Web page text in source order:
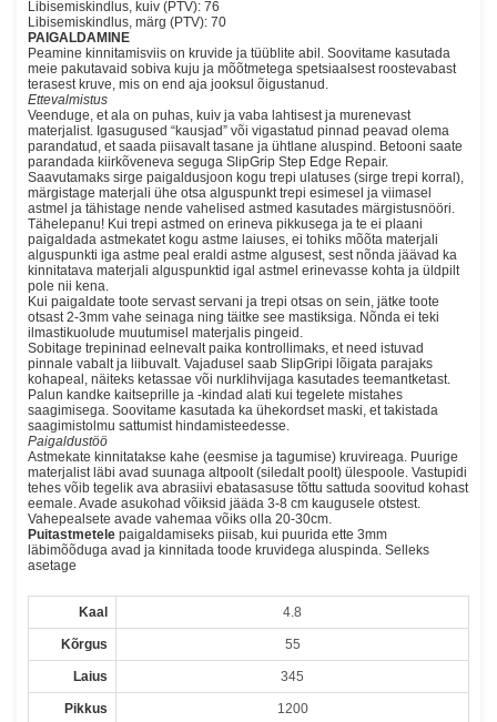
Libisemiskindlus, kuiv (PTV): 76
Libisemiskindlus, märg (PTV): 70
PAIGALDAMINE
Peamine kinnitamisviis on kruvide ja tüüblite abil. Soovitame kasutada
meie pakutavaid sobiva kuju ja mõõtmetega spetsiaalsest roostevabast
terasest kruve, mis on end aja jooksul õigustanud.
Ettevalmistus
Veenduge, et ala on puhas, kuiv ja vaba lahtisest ja murenevast
materjalist. Igasugused “kausjad” või vigastatud pinnad peavad olema
parandatud, et saada piisavalt tasane ja ühtlane aluspind. Betooni saate
parandada kiirkõveneva seguga SlipGrip Step Edge Repair.
Saavutamaks sirge paigaldusjoon kogu trepi ulatuses (sirge trepi korral),
märgistage materjali ühe otsa alguspunkt trepi esimesel ja viimasel
astmel ja tähistage nende vahelised astmed kasutades märgistusnööri.
Tähelepanu! Kui trepi astmed on erineva pikkusega ja te ei plaani
paigaldada astmekatet kogu astme laiuses, ei tohiks mõõta materjali
alguspunkti iga astme peal eraldi astme algusest, sest nõnda jäävad ka
kinnitatava materjali alguspunktid igal astmel erinevasse kohta ja üldpilt
pole nii kena.
Kui paigaldate toote servast servani ja trepi otsas on sein, jätke toote
otsast 2-3mm vahe seinaga ning täitke see mastiksiga. Nõnda ei teki
ilmastikuolude muutumisel materjalis pingeid.
Sobitage trepininad eelnevalt paika kontrollimaks, et need istuvad
pinnale vabalt ja liibuvalt. Vajadusel saab SlipGripi lõigata parajaks
kohapeal, näiteks ketassae või nurklihvijaga kasutades teemantketast.
Palun kandke kaitseprille ja -kindad alati kui tegelete mistahes
saagimisega. Soovitame kasutada ka ühekordset maski, et takistada
saagimistolmu sattumist hindamisteedesse.
Paigaldustöö
Astmekate kinnitatakse kahe (eesmise ja tagumise) kruvireaga. Puurige
materjalist läbi avad suunaga altpoolt (siledalt poolt) ülespoole. Vastupidi
tehes võib tegelik ava abrasiivi ebatasasuse tõttu sattuda soovitud kohast
eemale. Avade asukohad võiksid jääda 3-8 cm kaugusele otstest.
Vahepealsete avade vahemaa võiks olla 20-30cm.
Puitastmetele paigaldamiseks piisab, kui puurida ette 3mm
läbimõõduga avad ja kinnitada toode kruvidega aluspinda. Selleks
asetage
Kaal 4.8
Kõrgus 55
Laius 345
Pikkus 1200